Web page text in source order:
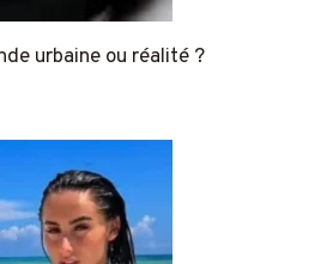
urbaine ou réalité ?